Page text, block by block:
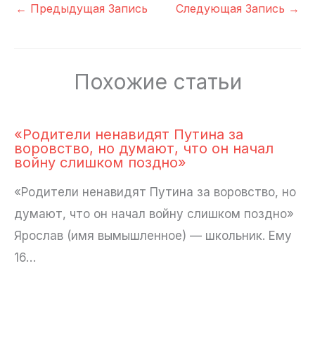
← Предыдущая Запись Следующая Запись →
Похожие статьи
«Родители ненавидят Путина за
воровство, но думают, что он начал
войну слишком поздно»
«Родители ненавидят Путина за воровство, но
думают, что он начал войну слишком поздно»
Ярослав (имя вымышленное) — школьник. Ему
16…